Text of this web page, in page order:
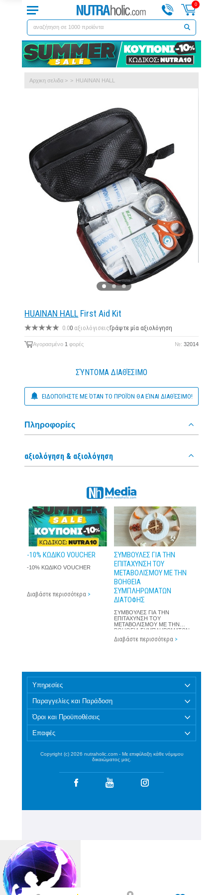
0
Αρχικη σελιδα > > HUAINAN HALL
Next
HUAINAN HALL First Aid Kit
0.00 αξιολόγισειςΓράψτε μία αξιολόγηση
Αγορασμένο 1 φορές №: 32014
ΣΎΝΤΟΜΑ ΔΙΑΘΈΣΙΜΟ
ΕΙΔΟΠΟΙΉΣΤΕ ΜΕ ΌΤΑΝ ΤΟ ΠΡΟΪΌΝ ΘΑ ΕΊΝΑΙ ΔΙΑΘΈΣΙΜΟ!
Πληροφορίες
αξιολόγηση & αξιολόγηση
-10% ΚΩΔΙΚΟ VOUCHER
-10% ΚΩΔΙΚΟ VOUCHER
Διαβάστε περισσότερα >
ΣΥΜΒΟΥΛΕΣ ΓΙΑ ΤΗΝ
ΕΠΙΤΑΧΥΝΣΗ ΤΟΥ
ΜΕΤΑΒΟΛΙΣΜΟΥ ΜΕ ΤΗΝ
ΒΟΗΘΕΙΑ
ΣΥΜΠΛΗΡΩΜΑΤΩΝ
ΔΙΑΤΟΦΗΣ
ΣΥΜΒΟΥΛΕΣ ΓΙΑ ΤΗΝ
ΕΠΙΤΑΧΥΝΣΗ ΤΟΥ
ΜΕΤΑΒΟΛΙΣΜΟΥ ΜΕ ΤΗΝ
ΒΟΗΘΕΙΑ ΣΥΜΠΛΗΡΩΜΑΤΩΝ
ΔΙΑΤΟΦΗΣ
Διαβάστε περισσότερα >
Υπηρεσίες
Παραγγελίες και Παράδοση
Όροι και Προϋποθέσεις
Επαφές
Copyright (c) 2026 nutraholic.com - Με επιφύλαξη κάθε νόμιμου
δικαιώματος μας.